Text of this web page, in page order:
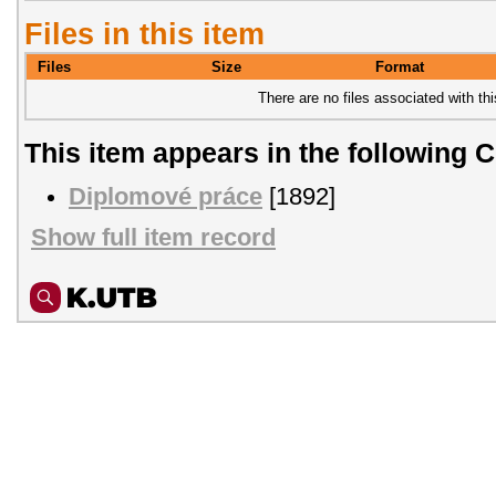
Files in this item
Files Size
Format
There are no files associated with
This item appears in the following
Diplomové práce [1892]
Show full item record